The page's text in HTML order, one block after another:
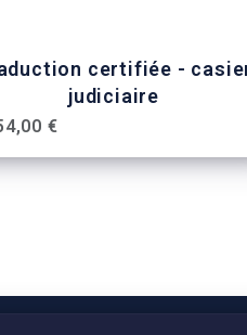
certifiée -
judiciaire
€